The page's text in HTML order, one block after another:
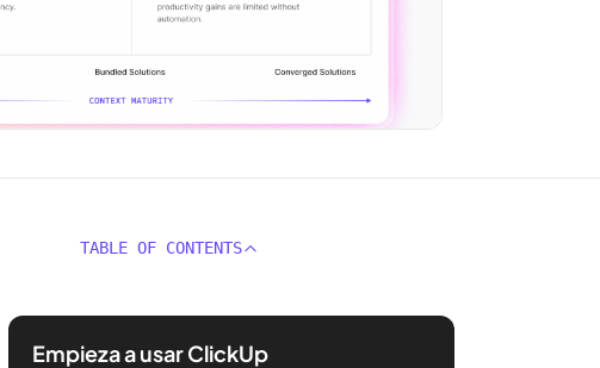
TABLE OF CONTENTS
Empieza a usar ClickUp